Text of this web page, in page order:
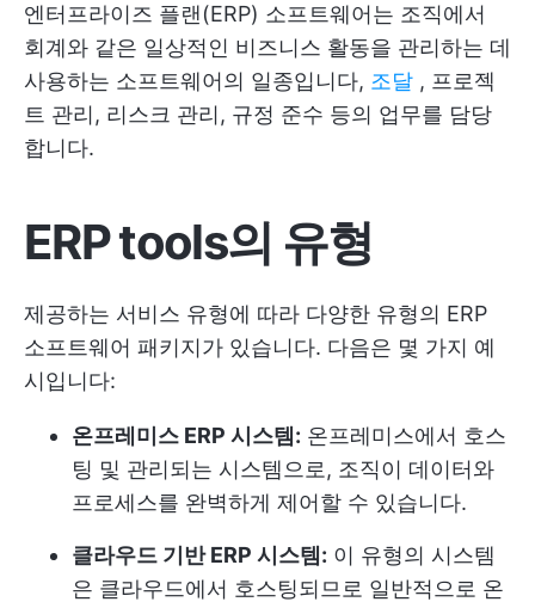
엔터프라이즈 플랜(ERP) 소프트웨어는 조직에서
회계와 같은 일상적인 비즈니스 활동을 관리하는 데
사용하는 소프트웨어의 일종입니다, 조달 , 프로젝
트 관리, 리스크 관리, 규정 준수 등의 업무를 담당
합니다.
ERP tools의 유형
제공하는 서비스 유형에 따라 다양한 유형의 ERP
소프트웨어 패키지가 있습니다. 다음은 몇 가지 예
시입니다:
온프레미스 ERP 시스템: 온프레미스에서 호스
팅 및 관리되는 시스템으로, 조직이 데이터와
프로세스를 완벽하게 제어할 수 있습니다.
클라우드 기반 ERP 시스템: 이 유형의 시스템
은 클라우드에서 호스팅되므로 일반적으로 온